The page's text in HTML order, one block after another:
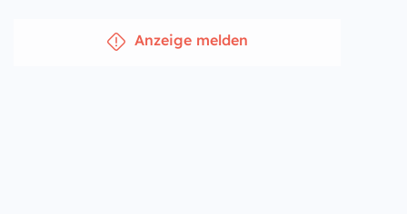
Anzeige melden